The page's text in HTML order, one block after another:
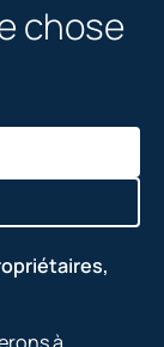
chose